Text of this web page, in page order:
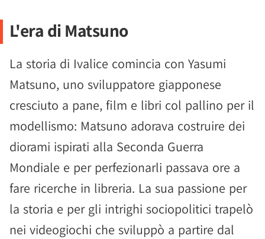
L'era di Matsuno
La storia di Ivalice comincia con Yasumi
Matsuno, uno sviluppatore giapponese
cresciuto a pane, film e libri col pallino per il
modellismo: Matsuno adorava costruire dei
diorami ispirati alla Seconda Guerra
Mondiale e per perfezionarli passava ore a
fare ricerche in libreria. La sua passione per
la storia e per gli intrighi sociopolitici trapelò
nei videogiochi che sviluppò a partire dal